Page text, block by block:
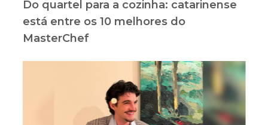
Do quartel para a cozinha: catarinense
está entre os 10 melhores do
MasterChef